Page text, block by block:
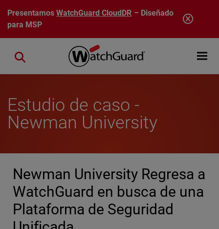
Pasar al contenido principal
PresentamosWatchGuard CloudDR – Diseñado
para MSP
Open
Close search
Estudio de caso -
Newman University
Newman University Regresa a
WatchGuard en busca de una
Plataforma de Seguridad